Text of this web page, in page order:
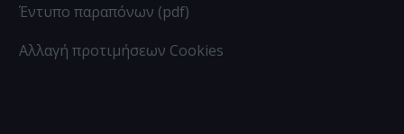
Έντυπο παραπόνων (pdf)
Αλλαγή προτιμήσεων Cookies